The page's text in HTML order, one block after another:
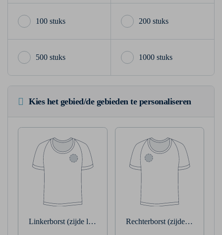
100 stuks 200 stuks
500 stuks 1000 stuks
Kies het gebied/de gebieden te personaliseren
Linkerborst (zijde linkerarm) Rechterborst (zijde